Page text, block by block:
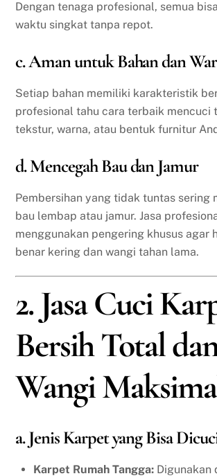
Dengan tenaga profesional, semua
waktu singkat tanpa repot.
c. Aman untuk Bahan dan
Setiap bahan memiliki karakteristik
profesional tahu cara terbaik mencuci
tekstur, warna, atau bentuk furnitur
d. Mencegah Bau dan Jamur
Pembersihan yang tidak tuntas sering
bau lembap atau jamur. Jasa
menggunakan pengering khusus agar
benar kering dan wangi tahan lama.
2. Jasa Cuci
Bersih Total
Wangi
a. Jenis Karpet yang Bisa
Karpet Rumah Tangga: Digunakan